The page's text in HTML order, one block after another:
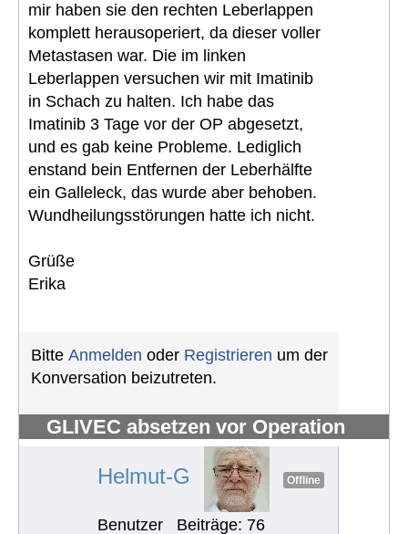
mir haben sie den rechten Leberlappen
komplett herausoperiert, da dieser voller
Metastasen war. Die im linken
Leberlappen versuchen wir mit Imatinib
in Schach zu halten. Ich habe das
Imatinib 3 Tage vor der OP abgesetzt,
und es gab keine Probleme. Lediglich
enstand bein Entfernen der Leberhälfte
ein Galleleck, das wurde aber behoben.
Wundheilungsstörungen hatte ich nicht.
Grüße
Erika
Bitte Anmelden oder Registrieren um der
Konversation beizutreten.
GLIVEC absetzen vor Operation
Helmut-G Offline
Benutzer Beiträge: 76